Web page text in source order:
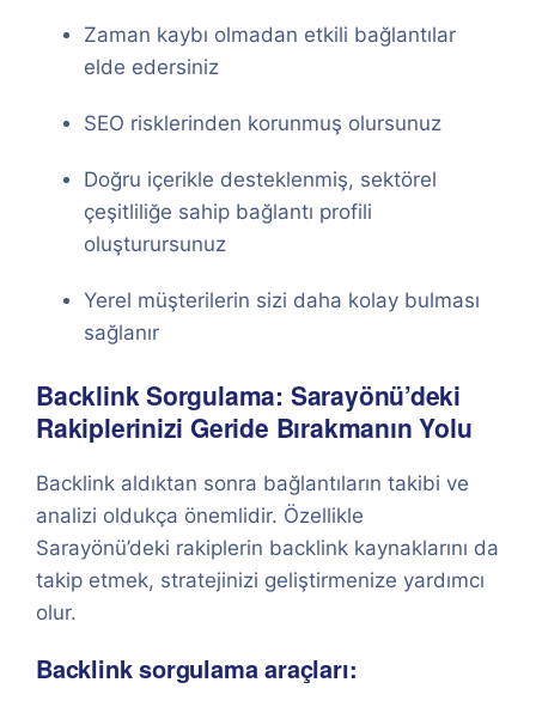
Zaman kaybı olmadan etkili bağlantılar
elde edersiniz
SEO risklerinden korunmuş olursunuz
Doğru içerikle desteklenmiş, sektörel
çeşitliliğe sahip bağlantı profili
oluşturursunuz
Yerel müşterilerin sizi daha kolay bulması
sağlanır
Backlink Sorgulama: Sarayönü’deki
Rakiplerinizi Geride Bırakmanın Yolu
Backlink aldıktan sonra bağlantıların takibi ve
analizi oldukça önemlidir. Özellikle
Sarayönü’deki rakiplerin backlink kaynaklarını da
takip etmek, stratejinizi geliştirmenize yardımcı
olur.
Backlink sorgulama araçları: